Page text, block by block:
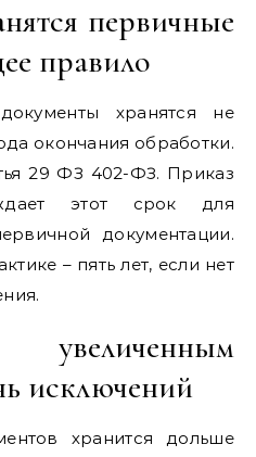
первичные
правило
хранятся не
окончания обработки.
29 ФЗ 402-ФЗ. Приказ
этот срок для
документации.
– пять лет, если нет
исключений
хранится дольше